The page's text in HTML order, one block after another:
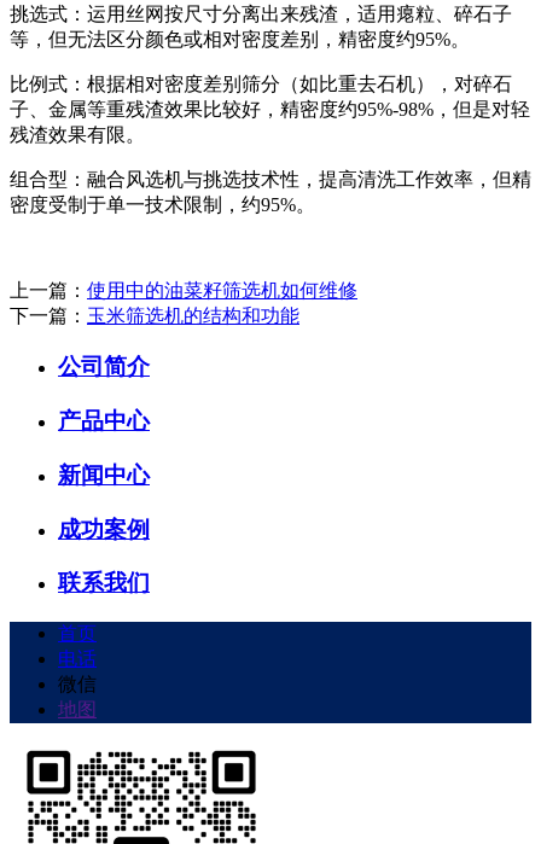
挑选式：运用丝网按尺寸分离出来残渣，适用瘪粒、碎石子
等，但无法区分颜色或相对密度差别，精密度约95%。
比例式：根据相对密度差别筛分（如比重去石机），对碎石
子、金属等重残渣效果比较好，精密度约95%-98%，但是对轻
残渣效果有限。
组合型：融合风选机与挑选技术性，提高清洗工作效率，但精
密度受制于单一技术限制，约95%。
上一篇： 使用中的油菜籽筛选机如何维修
下一篇： 玉米筛选机的结构和功能
公司简介
产品中心
新闻中心
成功案例
联系我们
首页
电话
微信
地图